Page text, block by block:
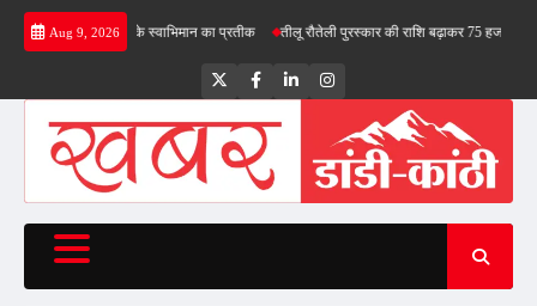
Skip
Aug 9, 2026
तिरंगा देश के स्वाभिमान का प्रतीक तीलू रौतेली पुरस्कार की राशि बढ़ाकर 75 हजार रुपये की
TwitterFacebookLinkedInInstagram